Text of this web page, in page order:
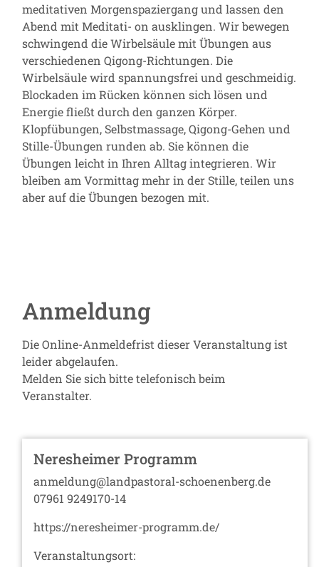
meditativen Morgenspaziergang und lassen den
Abend mit Meditati- on ausklingen. Wir bewegen
schwingend die Wirbelsäule mit Übungen aus
verschiedenen Qigong-Richtungen. Die
Wirbelsäule wird spannungsfrei und geschmeidig.
Blockaden im Rücken können sich lösen und
Energie fließt durch den ganzen Körper.
Klopfübungen, Selbstmassage, Qigong-Gehen und
Stille-Übungen runden ab. Sie können die
Übungen leicht in Ihren Alltag integrieren. Wir
bleiben am Vormittag mehr in der Stille, teilen uns
aber auf die Übungen bezogen mit.
Anmeldung
Die Online-Anmeldefrist dieser Veranstaltung ist
leider abgelaufen.
Melden Sie sich bitte telefonisch beim
Veranstalter.
Neresheimer Programm
anmeldung@landpastoral-schoenenberg.de
07961 9249170-14
https://neresheimer-programm.de/
Veranstaltungsort: